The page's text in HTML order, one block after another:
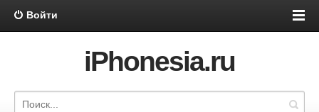
Войти
iPhonesia.ru